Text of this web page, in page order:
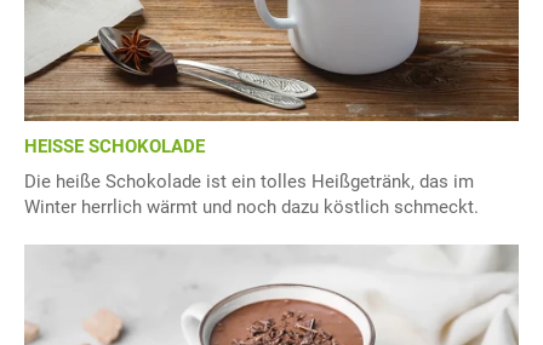
HEISSE SCHOKOLADE
Die heiße Schokolade ist ein tolles Heißgetränk, das im
Winter herrlich wärmt und noch dazu köstlich schmeckt.